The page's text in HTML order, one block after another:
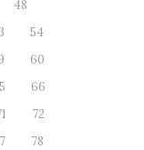
48
54
60
66
72
78